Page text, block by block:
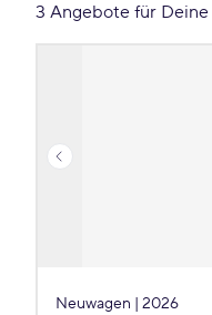
3 Angebote für Deine
Neuwagen | 2026